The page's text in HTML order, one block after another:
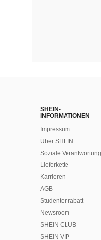
SHEIN-
INFORMATIONEN
Impressum
Über SHEIN
Soziale Verantwortung
Lieferkette
Karrieren
AGB
Studentenrabatt
Newsroom
SHEIN CLUB
SHEIN VIP